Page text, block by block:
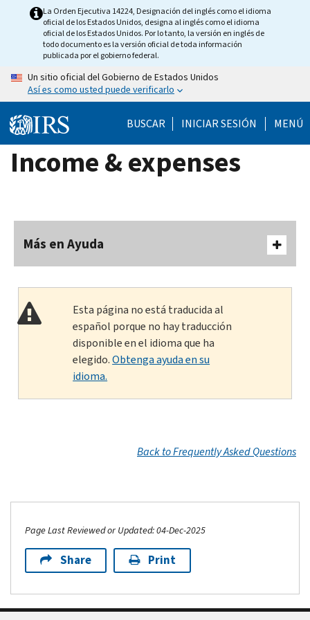
La Orden Ejecutiva 14224, Designación del inglés como el idioma
oficial de los Estados Unidos, designa al inglés como el idioma
oficial de los Estados Unidos. Por lo tanto, la versión en inglés de
todo documento es la versión oficial de toda información
publicada por el gobierno federal.
Un sitio oficial del Gobierno de Estados Unidos
Así es como usted puede verificarlo
BUSCAR INICIAR SESIÓN MENÚ
Income & expenses
Más en Ayuda
Esta página no está traducida al
español porque no hay traducción
disponible en el idioma que ha
elegido.Obtenga ayuda en su
idioma.
Back to Frequently Asked Questions
Page Last Reviewed or Updated: 04-Dec-2025
Share Print